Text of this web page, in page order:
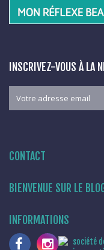
INSCRIVEZ-VOUS À LA
CONTACT
BIENVENUE SUR LE
INFORMATIONS